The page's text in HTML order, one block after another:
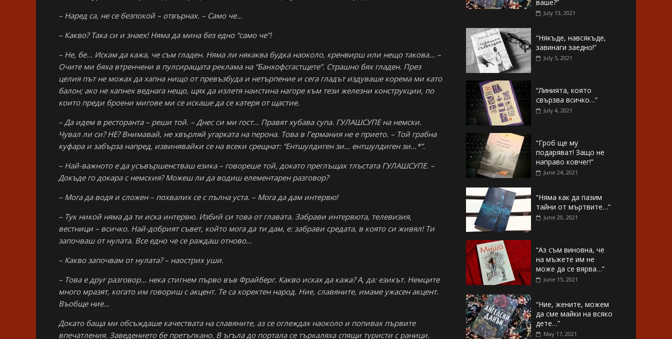
– Наред са, не се безпокой – отвърнах. – Само че…
– Какво? Така си и знаех! Няма да мина без едно “само че”!
– Не, бе… Искам да кажа, че съм гладен. Няма ли някаква будка наоколо, кренвирш или нещо такова… –
Очите ми бяха втренчени в пулсиращата реклама на “Банхофсгастщете”. Страшно бях гладен. През
целия път не можах да хапна нищо от превъзбуда и нетърпение и сега гладът издуваше корема ми като
балон; ако не хапнех веднага нещо, щях да излетя наистина нагоре към тези железни конструкции, по
които преди броени мигове ми се искаше да се катеря от щастие.
– Да идем в ресторанта – реши той. – Днес си ми гост… Правят хубава супа. ГУЛАШСУПЕ на немски.
Чувал ли си? НЕ? Внимавай, не хвърляй угарката на перона. Това в Германия не е прието. – Той грабна
куфара и забърза напред, извинявайки се на всеки срещнат: “Ентшулдиген зи… ентшулдиген зи…*”.
– Най-важното е да усъвършенстваш езика – говореше той, докато преглъщах тлъстата ГУЛАШСУПЕ. –
Докъде го докара с немския? Можеш ли да водиш елементарен разговор?
– Мога да водя и сложен – похвалих се с пълна уста. – Мога да дам интервю!
– Тук никой няма да ти иска интервю. Избий си това от главата. Забрави интервюта, телевизия,
вестници – всичко. Най-добрият съвет, който мога да ти дам, е: забрави средата, в която си живял! Ти
започваш от нулата. Все едно че се раждаш отново…
– Какво започвам от нулата? – наострих уши.
– Това е друг разговор… нека стигнем първо във Фрайберг. Какво исках да кажа? А, да: езикът. Немците
много мразят, когато им говориш с акцент. Те са коректен народ. Ние, славяните, имаме ужасен акцент.
Въобще ние…
Докато баща ми обсъждаше качествата на славяните, аз се оглеждах наоколо и попивах първите
впечатления. Заведението бе претъпкано. В ъгъла до портала се търкаляха спящи туристи с раници.
ваше?”
July 13, 2021
“Някъде, навсякъде,
завинаги заедно!”
July 5, 2021
“Линията, която
свързва всичко…”
July 4, 2021
“Гроб ще му
подаряват! Защо не
направо ковчег!”
June 24, 2021
“Няма как да пазим
тайни от мъртвите…”
June 20, 2021
“Аз съм виновна, че
на мъжете им не
може да се вярва…”
June 15, 2021
“Ние, жените, можем
да сме майки на всяко
дете…”
May 17, 2021